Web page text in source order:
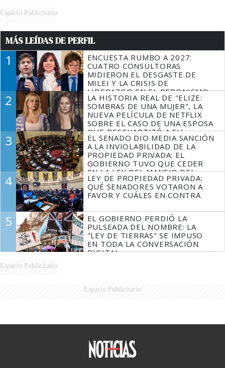
Espacio Publicitario
MÁS LEÍDAS DE PERFIL
1
ENCUESTA RUMBO A 2027:
CUATRO CONSULTORAS
MIDIERON EL DESGASTE DE
MILEI Y LA CRISIS DE
LIDERAZGO EN EL PERONISMO
2
LA HISTORIA REAL DE "ELIZE:
SOMBRAS DE UNA MUJER", LA
NUEVA PELÍCULA DE NETFLIX
SOBRE EL CASO DE UNA ESPOSA
QUE DESCUARTIZÓ A SU
MARIDO
3
EL SENADO DIO MEDIA SANCIÓN
A LA INVIOLABILIDAD DE LA
PROPIEDAD PRIVADA: EL
GOBIERNO TUVO QUE CEDER
EN LA LEY DEL MANEJO DEL
FUEGO
4
LEY DE PROPIEDAD PRIVADA:
QUÉ SENADORES VOTARON A
FAVOR Y CUÁLES EN CONTRA
5
EL GOBIERNO PERDIÓ LA
PULSEADA DEL NOMBRE: LA
"LEY DE TIERRAS" SE IMPUSO
EN TODA LA CONVERSACIÓN
DIGITAL
Espacio Publicitario
Espacio Publicitario